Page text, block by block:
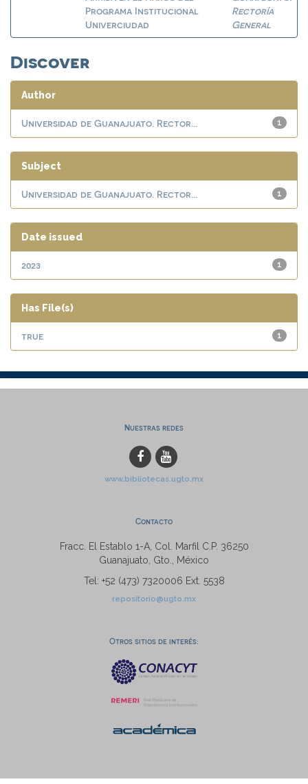
Programa Institucional
Univerciudad
Rectoría
General
Discover
Author
1
Universidad de Guanajuato. Rector...
Subject
1
Universidad de Guanajuato. Rector...
Date issued
1
2023
Has File(s)
1
true
Nuestras redes
www.bibliotecas.ugto.mx
Contacto
Fracc. El Establo 1-A, Col. Marfil C.P. 36250
Guanajuato, Gto., México
Tel: +52 (473) 7320006 Ext. 5538
repositorio@ugto.mx
Otros sitios de interés: